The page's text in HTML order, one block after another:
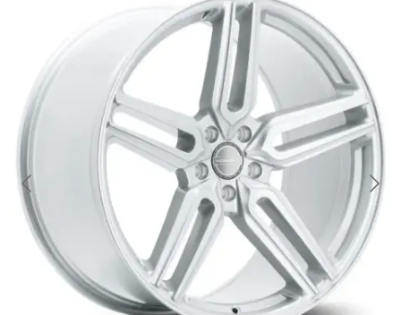
O NAS
USŁUGI
KONTAKT
O NAS OFERTA BLOG ZOSTAŃ PARTNEREM